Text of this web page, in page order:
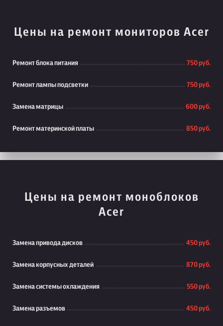
Цены на ремонт мониторов Acer
Ремонт блока питания 750 руб.
Ремонт лампы подсветки 750 руб.
Замена матрицы 600 руб.
Ремонт материнской платы 850 руб.
Цены на ремонт моноблоков
Acer
Замена привода дисков 450 руб.
Замена корпусных деталей 870 руб.
Замена системы охлаждения 550 руб.
Замена разъемов 450 руб.